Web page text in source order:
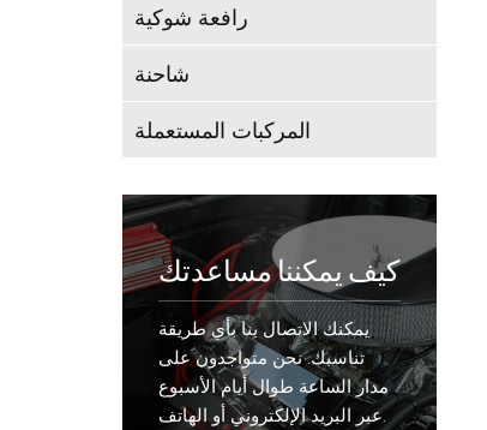
رافعة شوكية
شاحنة
المركبات المستعملة
كيف يمكننا مساعدتك
يمكنك الاتصال بنا بأي طريقة
تناسبك. نحن متواجدون على
مدار الساعة طوال أيام الأسبوع
عبر البريد الإلكتروني أو الهاتف.